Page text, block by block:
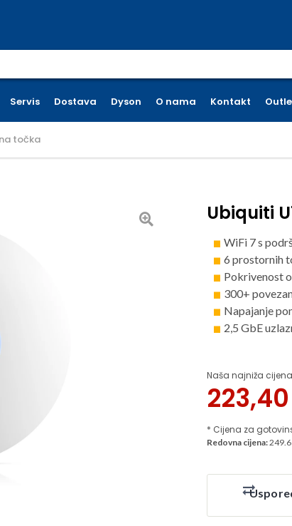
Servis Dostava Dyson O nama Kontakt
točka
Ubiquiti
WiFi 7 s
6 prostornih
Pokrivenost
300+
Napajanje
2,5 GbE
Naša najniža
* Cijena za
Redovna cijena: